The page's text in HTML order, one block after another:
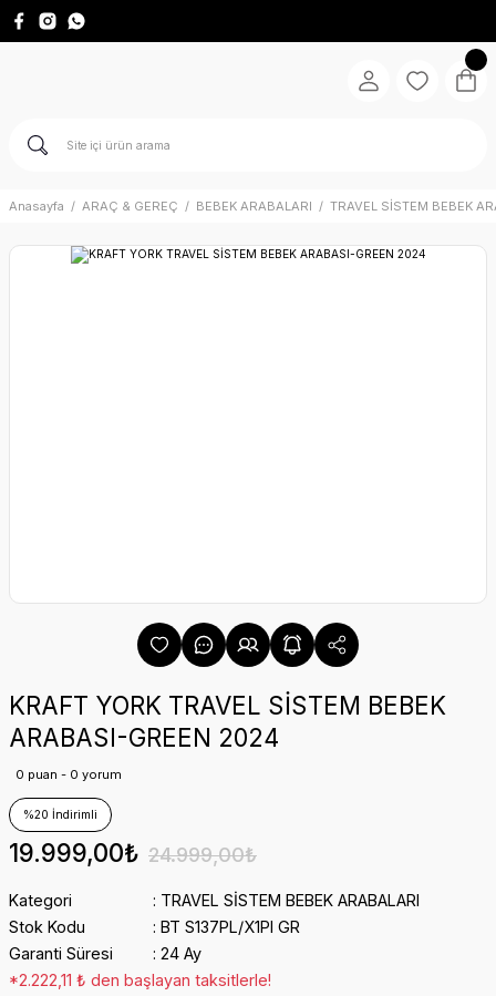
Anasayfa ARAÇ & GEREÇ BEBEK ARABALARI TRAVEL SİSTEM BEBEK
KRAFT YORK TRAVEL SİSTEM BEBEK
ARABASI-GREEN 2024
0 puan - 0 yorum
%20 İndirimli
19.999,00₺ 24.999,00₺
Kategori
TRAVEL SİSTEM BEBEK ARABALARI
Stok Kodu
BT S137PL/X1PI GR
Garanti Süresi
24 Ay
*2.222,11 ₺ den başlayan taksitlerle!